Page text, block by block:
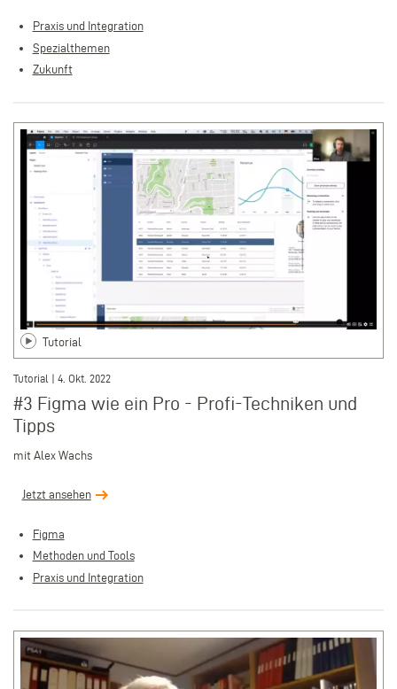
Praxis und Integration
Spezialthemen
Zukunft
Tutorial
Tutorial | 4. Okt. 2022
#3 Figma wie ein Pro - Profi-Techniken und
Tipps
mit Alex Wachs
Jetzt ansehen
Figma
Methoden und Tools
Praxis und Integration